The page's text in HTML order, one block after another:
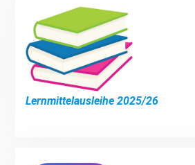
Lernmittelausleihe 2025/26